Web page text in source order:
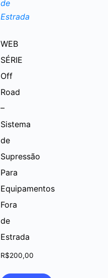
WEB
SÉRIE
Off
Road
–
Sistema
de
Supressão
Para
Equipamentos
Fora
de
Estrada
R$200,00